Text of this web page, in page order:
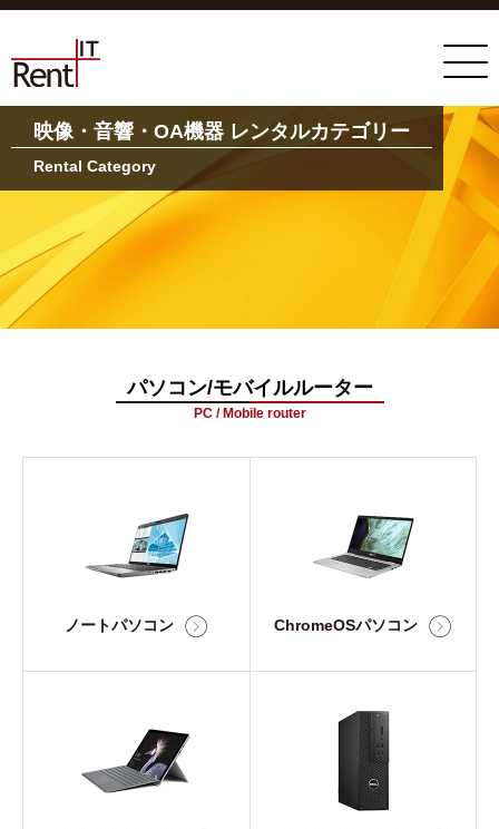
映像・音響・OA機器 レンタルカテゴリー
Rental Category
パソコン/モバイルルーター
PC / Mobile router
ノートパソコン ChromeOSパソコン